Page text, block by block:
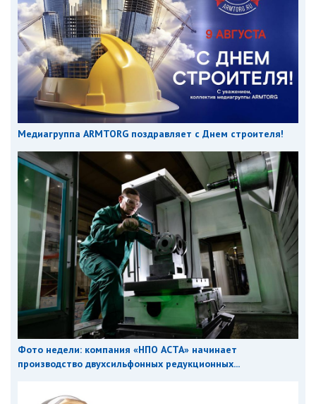
Медиагруппа ARMTORG поздравляет с Днем строителя!
Фото недели: компания «НПО АСТА» начинает
производство двухсильфонных редукционных...